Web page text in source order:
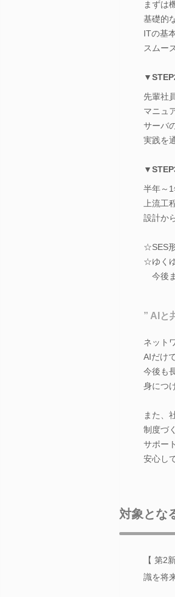
まずは
基礎的
ITの基
スムー
先輩社
マニュ
サーバ
実践を
半年～1
上流工
設計か
☆SES
☆ゆく
今後
” AIと
ネット
AIだけ
今後も
身につ
また、
制度づ
サポー
安心し
対象とな
【 第2
識を将